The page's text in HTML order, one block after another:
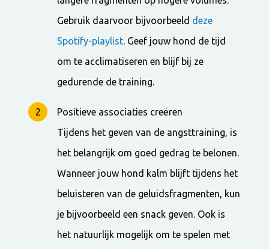
Gebruik daarvoor bijvoorbeeld deze
Spotify-playlist. Geef jouw hond de tijd
om te acclimatiseren en blijf bij ze
gedurende de training.
Positieve associaties creëren
Tijdens het geven van de angsttraining, is
het belangrijk om goed gedrag te belonen.
Wanneer jouw hond kalm blijft tijdens het
beluisteren van de geluidsfragmenten, kun
je bijvoorbeeld een snack geven. Ook is
het natuurlijk mogelijk om te spelen met